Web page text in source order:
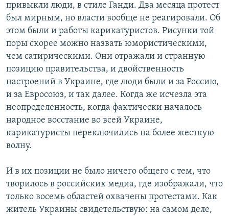
привыкли люди, в стиле Ганди. Два месяца протест
был мирным, но власти вообще не реагировали. Об
этом были и работы карикатуристов. Рисунки той
поры скорее можно назвать юмористическими,
чем сатирическими. Они отражали и странную
позицию правительства, и двойственность
настроений в Украине, где люди были и за Россию,
и за Евросоюз, и так далее. Когда же исчезла эта
неопределенность, когда фактически началось
народное восстание во всей Украине,
карикатуристы переключились на более жесткую
волну.
И в их позиции не было ничего общего с тем, что
творилось в российских медиа, где изображали, что
только восемь областей охвачены протестами. Как
житель Украины свидетельствую: на самом деле,